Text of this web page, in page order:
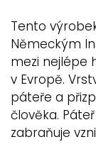
Tento
Německým
mezi nejlépe
v Evropě.
páteře a
člověka.
zabraňuje